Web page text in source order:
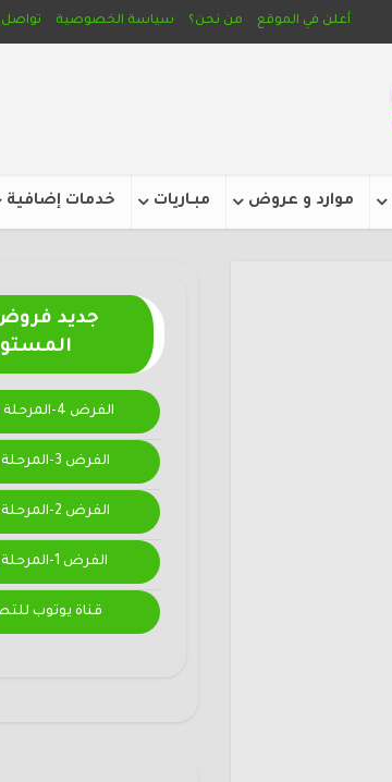
أعلن في الموقع من نحن؟ سياسة الخصوصية تواصل
موارد و عروض مبـاريات خدمات إضافية
جديد
الفرض 4-المرحلة الرابعة
الفرض 3-المرحلة الثالثة
الفرض 2-المرحلة الثانية
الفرض 1-المرحلة الأولى
قناة يوتوب